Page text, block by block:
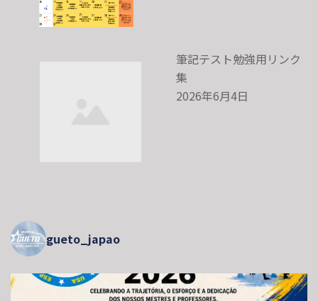
筆記テスト勉強用リンク
集
2026年6月4日
gueto_japao